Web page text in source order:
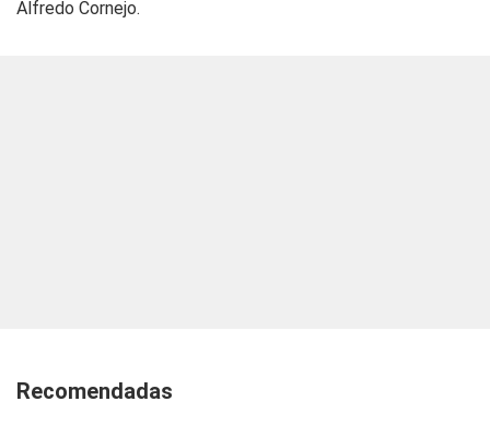
Alfredo Cornejo.
Recomendadas